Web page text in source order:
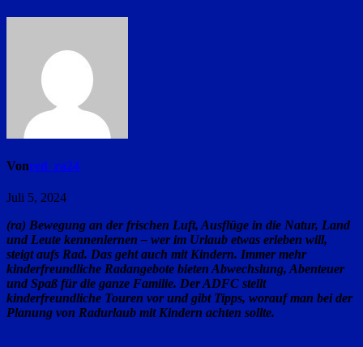
Vonred_ra24
Juli 5, 2024
(ra) Bewegung an der frischen Luft, Ausflüge in die Natur, Land
und Leute kennenlernen – wer im Urlaub etwas erleben will,
steigt aufs Rad. Das geht auch mit Kindern. Immer mehr
kinderfreundliche Radangebote bieten Abwechslung, Abenteuer
und Spaß für die ganze Familie. Der ADFC stellt
kinderfreundliche Touren vor und gibt Tipps, worauf man bei der
Planung von Radurlaub mit Kindern achten sollte.